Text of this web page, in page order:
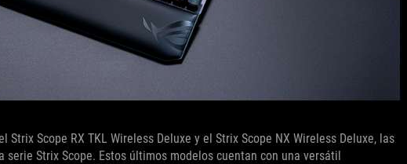
Strix Scope RX TKL Wireless Deluxe y el Strix Scope NX Wireless Deluxe, las
Strix Scope. Estos últimos modelos cuentan con una versátil